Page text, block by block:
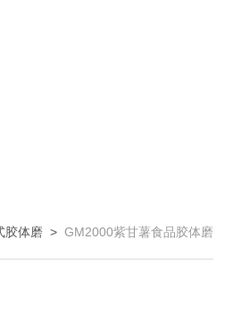
胶体磨 > GM2000紫甘薯食品胶体磨